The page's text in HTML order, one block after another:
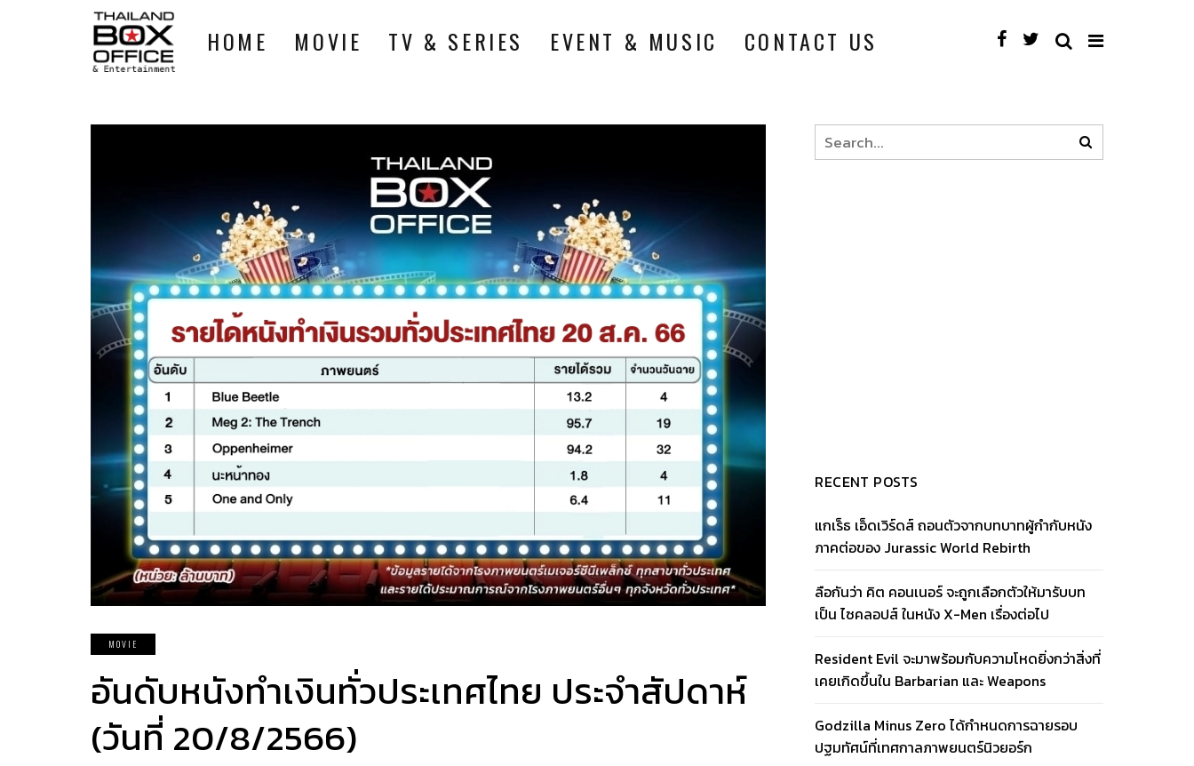
HOME MOVIE TV & SERIES EVENT & MUSIC CONTACT US
MOVIE
อันดับหนังทำเงินทั่วประเทศไทย ประจำสัปดาห์
(วันที่ 20/8/2566)
RECENT POSTS
แกเร็ธ เอ็ดเวิร์ดส์ ถอนตัวจากบทบาทผู้กำกับหนัง
ภาคต่อของ Jurassic World Rebirth
ลือกันว่า คิต คอนเนอร์ จะถูกเลือกตัวให้มารับบท
เป็น ไซคลอปส์ ในหนัง X-Men เรื่องต่อไป
Resident Evil จะมาพร้อมกับความโหดยิ่งกว่าสิ่งที่
เคยเกิดขึ้นใน Barbarian และ Weapons
Godzilla Minus Zero ได้กำหนดการฉายรอบ
ปฐมทัศน์ที่เทศกาลภาพยนตร์นิวยอร์ก